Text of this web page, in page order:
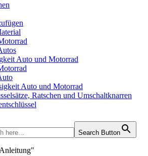
Auto und Motorrad
Auto und Motorrad
Ratschen und Umschaltknarren
Search Button